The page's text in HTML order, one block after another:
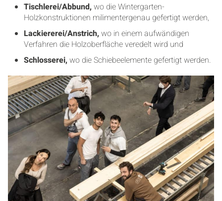
Tischlerei/Abbund, wo die Wintergarten-
Holzkonstruktionen milimentergenau gefertigt werden,
Lackiererei/Anstrich, wo in einem aufwändigen
Verfahren die Holzoberfläche veredelt wird und
Schlosserei, wo die Schiebeelemente gefertigt werden.